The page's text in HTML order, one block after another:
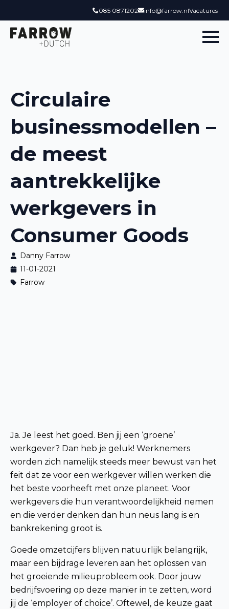
085 0871202 info@farrow.nlVacatures
Circulaire
businessmodellen –
de meest
aantrekkelijke
werkgevers in
Consumer Goods
Danny Farrow
11-01-2021
Farrow
Ja. Je leest het goed. Ben jij een ‘groene’
werkgever? Dan heb je geluk! Werknemers
worden zich namelijk steeds meer bewust van het
feit dat ze voor een werkgever willen werken die
het beste voorheeft met onze planeet. Voor
werkgevers die hun verantwoordelijkheid nemen
en die verder denken dan hun neus lang is en
bankrekening groot is.
Goede omzetcijfers blijven natuurlijk belangrijk,
maar een bijdrage leveren aan het oplossen van
het groeiende milieuprobleem ook. Door jouw
bedrijfsvoering op deze manier in te zetten, word
jij de ‘employer of choice’. Oftewel, de keuze gaat